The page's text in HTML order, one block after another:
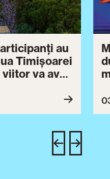
au
Timișoarei
va avea